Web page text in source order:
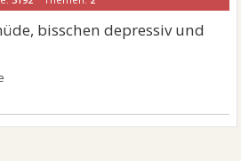
bisschen depressiv und